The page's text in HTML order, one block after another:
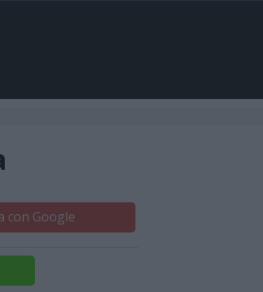
con Google